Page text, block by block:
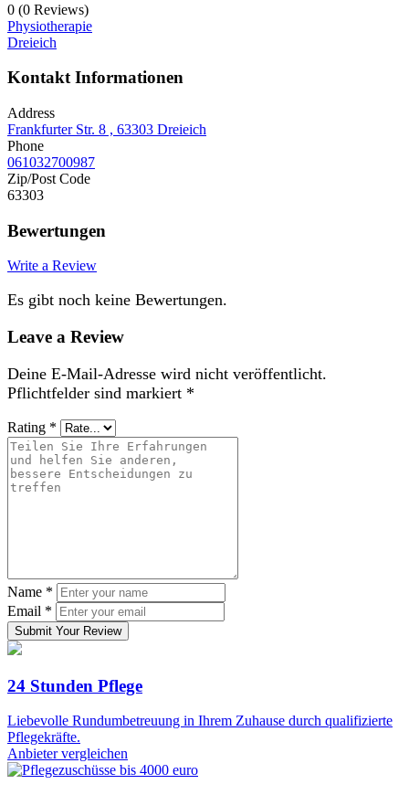
0 (0 Reviews)
Physiotherapie
Dreieich
Kontakt Informationen
Address
Frankfurter Str. 8 , 63303 Dreieich
Phone
061032700987
Zip/Post Code
63303
Bewertungen
Write a Review
Es gibt noch keine Bewertungen.
Leave a Review
Deine E-Mail-Adresse wird nicht veröffentlicht.
Pflichtfelder sind markiert *
Rating *
Name *
Email *
Submit Your Review
24 Stunden Pflege
Liebevolle Rundumbetreuung in Ihrem Zuhause durch qualifizierte
Pflegekräfte.
Anbieter vergleichen